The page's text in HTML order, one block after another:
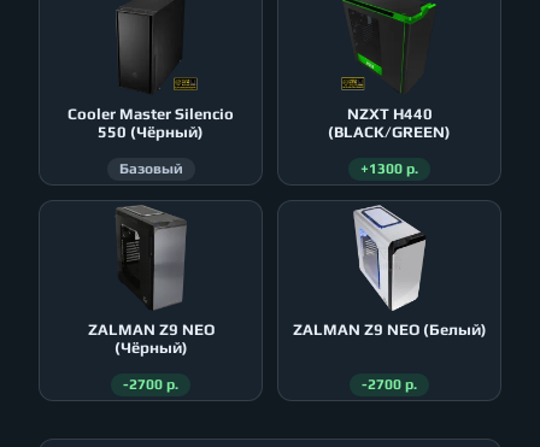
Cooler Master Silencio
550 (Чёрный)
Базовый
NZXT H440
(BLACK/GREEN)
+1300 р.
ZALMAN Z9 NEO
(Чёрный)
-2700 р.
ZALMAN Z9 NEO (Белый)
-2700 р.